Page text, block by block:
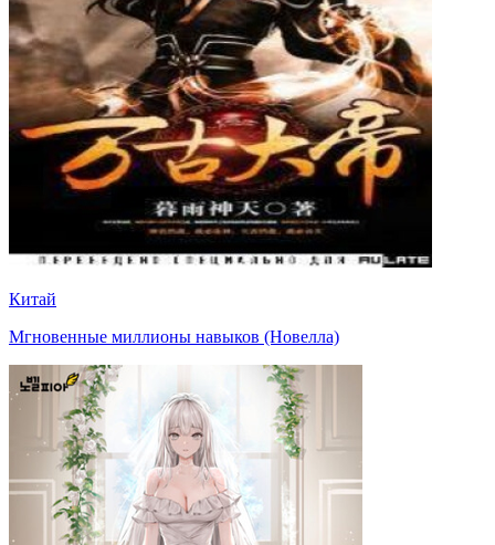
Китай
Мгновенные миллионы навыков (Новелла)